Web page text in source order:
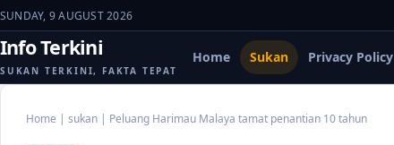
SUNDAY, 9 AUGUST 2026
Info Terkini
SUKAN TERKINI, FAKTA TEPAT
Home Sukan Privacy Policy
Home | sukan | Peluang Harimau Malaya tamat penantian 10 tahun